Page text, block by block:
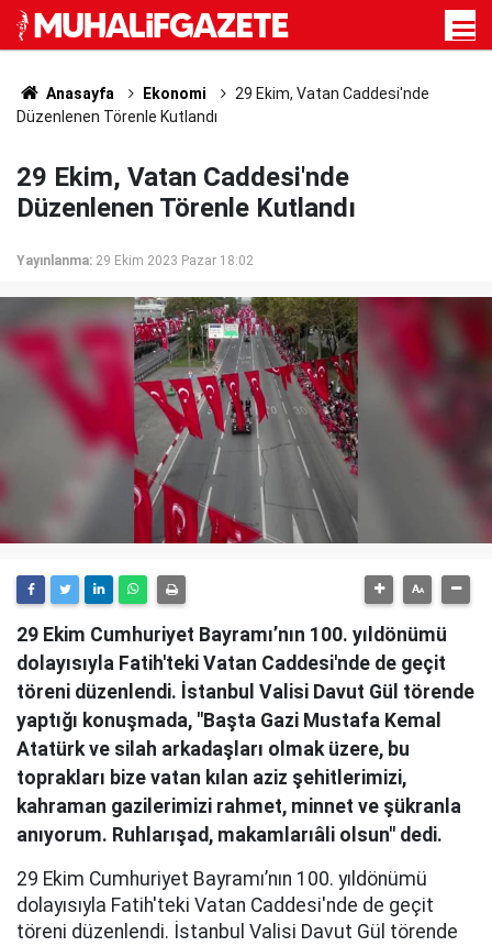
Anasayfa Ekonomi
29 Ekim, Vatan Caddesi'nde
Düzenlenen Törenle Kutlandı
29 Ekim, Vatan Caddesi'nde
Düzenlenen Törenle Kutlandı
Yayınlanma: 29 Ekim 2023 Pazar 18:02
29 Ekim Cumhuriyet Bayramı’nın 100. yıldönümü
dolayısıyla Fatih'teki Vatan Caddesi'nde de geçit
töreni düzenlendi. İstanbul Valisi Davut Gül törende
yaptığı konuşmada, "Başta Gazi Mustafa Kemal
Atatürk ve silah arkadaşları olmak üzere, bu
toprakları bize vatan kılan aziz şehitlerimizi,
kahraman gazilerimizi rahmet, minnet ve şükranla
anıyorum. Ruhlarışad, makamlarıâli olsun" dedi.
29 Ekim Cumhuriyet Bayramı’nın 100. yıldönümü
dolayısıyla Fatih'teki Vatan Caddesi'nde de geçit
töreni düzenlendi. İstanbul Valisi Davut Gül törende